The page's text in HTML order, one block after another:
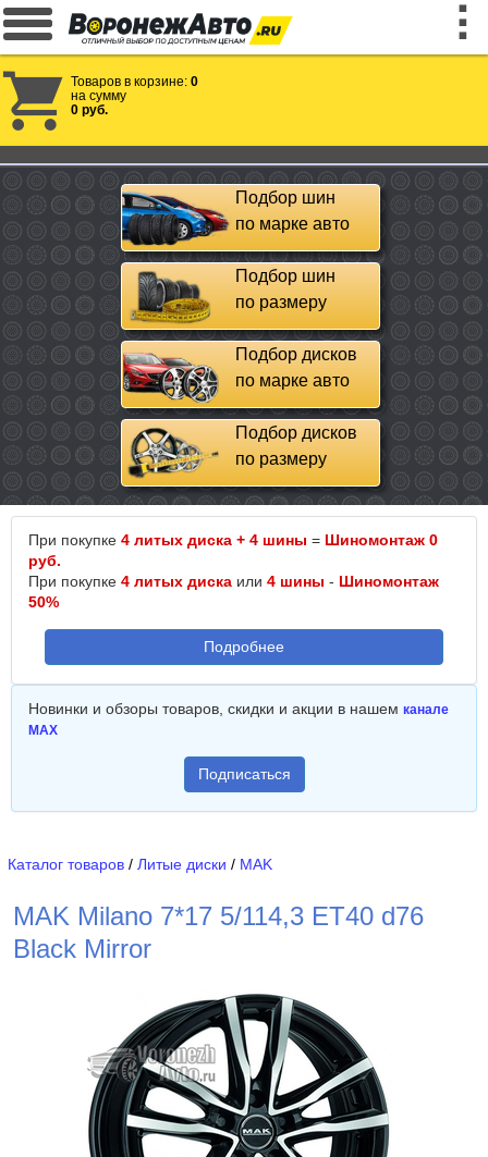
Товаров в корзине: 0
на сумму
0 руб.
Подбор шин
по марке авто
Подбор шин
по размеру
Подбор дисков
по марке авто
Подбор дисков
по размеру
При покупке 4 литых диска + 4 шины = Шиномонтаж 0
руб.
При покупке 4 литых диска или 4 шины - Шиномонтаж
50%
Подробнее
Новинки и обзоры товаров, скидки и акции в нашем канале
MAX
Подписаться
Каталог товаров / Литые диски / MAK
MAK Milano 7*17 5/114,3 ET40 d76
Black Mirror